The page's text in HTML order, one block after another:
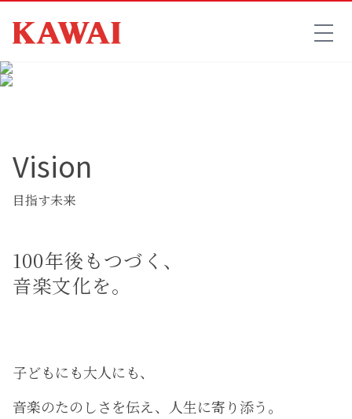
Vision
目指す未来
100年後もつづく、
音楽文化を。
子どもにも大人にも、
音楽のたのしさを伝え、人生に寄り添う。